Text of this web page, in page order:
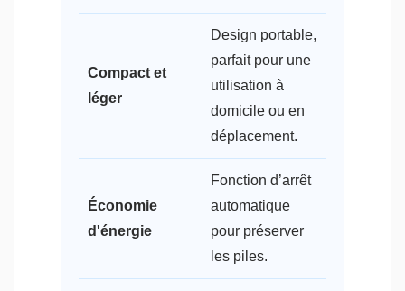
Compact et
léger
Design portable,
parfait pour une
utilisation à
domicile ou en
déplacement.
Économie
d'énergie
Fonction d’arrêt
automatique
pour préserver
les piles.